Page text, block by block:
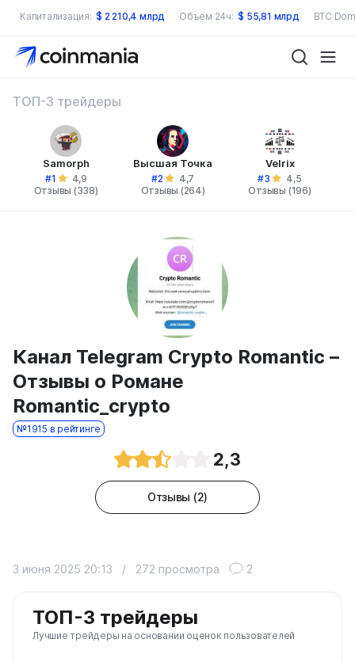
Капитализация: $ 2 210,4 млрд Объем 24ч: $ 55,81 млрд BTC
ТОП-3 трейдеры
Samorph
#1
4,9
Отзывы (338)
Высшая Точка
#2
4,7
Отзывы (264)
Velrix
#3
4,5
Отзывы (196)
Канал Telegram Crypto Romantic –
Отзывы о Романе
Romantic_crypto
№1915 в рейтинге
2,3
Отзывы (2)
3 июня 2025 20:13 / 272 просмотра 2
ТОП-3 трейдеры
Лучшие трейдеры на основании оценок пользователей